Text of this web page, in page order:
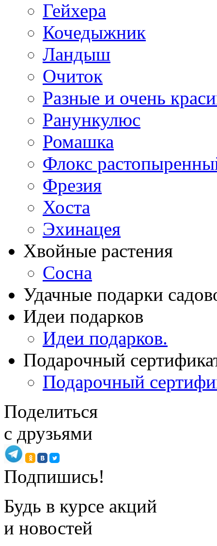
Гейхера
Кочедыжник
Ландыш
Очиток
Разные и очень
Ранункулюс
Ромашка
Флокс
Фрезия
Хоста
Эхинацея
Хвойные растения
Сосна
Удачные подарки
Идеи подарков
Идеи подарков.
Подарочный
Подарочный
Поделиться
с друзьями
Подпишись!
Будь в курсе акций
и новостей